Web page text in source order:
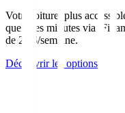
Votre toiture, plus
quelques minutes via
de 28 $/semaine.
Découvrir les options